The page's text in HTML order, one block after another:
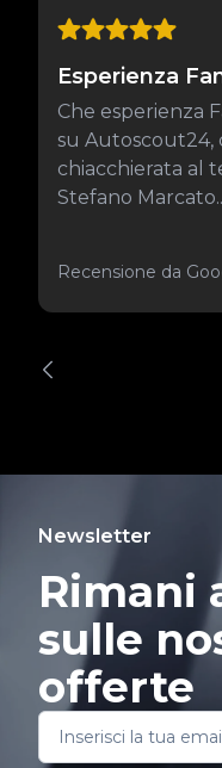
Esperienza
Che esperienza
su Autoscout24,
chiacchierata al
Stefano
Recensione da
Newsletter
Rimani
sulle
offerte